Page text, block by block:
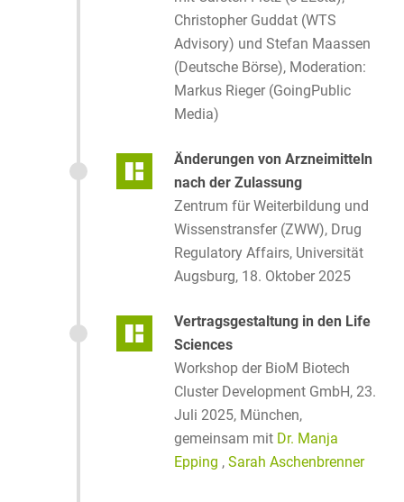
Christopher Guddat (WTS
Advisory) und Stefan Maassen
(Deutsche Börse), Moderation:
Markus Rieger (GoingPublic
Media)
Änderungen von Arzneimitteln
nach der Zulassung
Zentrum für Weiterbildung und
Wissenstransfer (ZWW), Drug
Regulatory Affairs, Universität
Augsburg, 18. Oktober 2025
Vertragsgestaltung in den Life
Sciences
Workshop der BioM Biotech
Cluster Development GmbH, 23.
Juli 2025, München,
gemeinsam mit Dr. Manja
Epping , Sarah Aschenbrenner